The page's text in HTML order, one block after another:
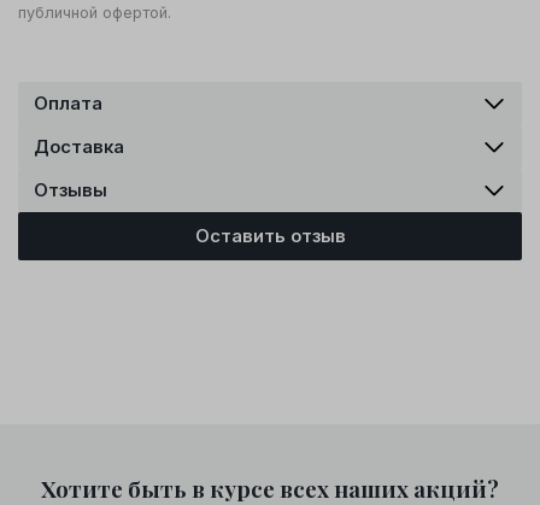
публичной офертой.
Оплата
Доставка
Отзывы
Оставить отзыв
Хотите быть в курсе всех наших акций?